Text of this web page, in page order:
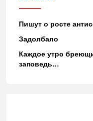
Пишут о росте
Задолбало
Каждое утро
заповедь…